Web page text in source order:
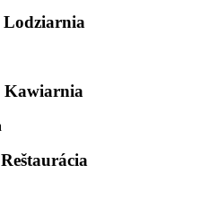
Lodziarnia
Kawiarnia
Reštaurácia